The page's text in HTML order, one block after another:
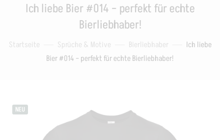
Ich liebe Bier #014 – perfekt für echte
Bierliebhaber!
Startseite Sprüche & Motive Bierliebhaber
Ich liebe
Bier #014 – perfekt für echte Bierliebhaber!
NEU